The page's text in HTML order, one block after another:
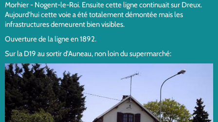
Morhier - Nogent-le-Roi. Ensuite cette ligne continuait sur Dreux.
Aujourd'hui cette voie a été totalement démontée mais les
infrastructures demeurent bien visibles.
Ouverture de la ligne en 1892.
Sur la D19 au sortir d'Auneau, non loin du supermarché: